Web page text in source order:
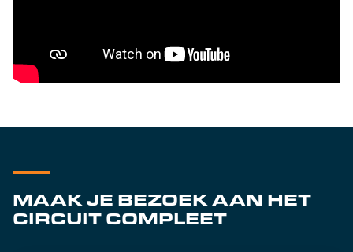
MAAK JE BEZOEK AAN HET
CIRCUIT COMPLEET